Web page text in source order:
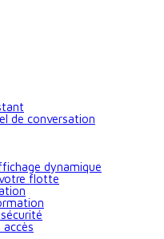
de conversation
dynamique
flotte